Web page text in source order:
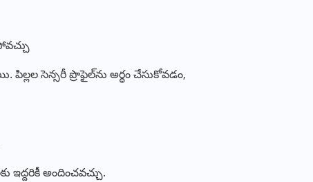
సెన్సరీ ప్రొఫైల్‌ను అర్థం చేసుకోవడం,
అందించవచ్చు.